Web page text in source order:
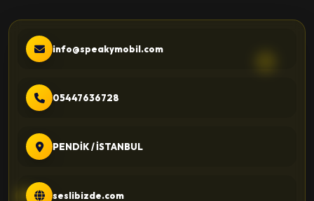
info@speakymobil.com
05447636728
PENDİK / İSTANBUL
seslibizde.com